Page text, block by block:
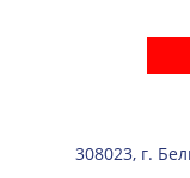
308023, г.